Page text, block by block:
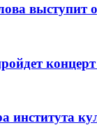
выступит
института